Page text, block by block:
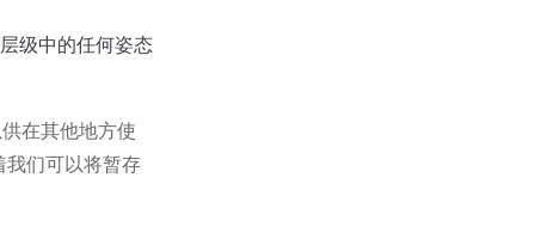
级中的任何姿态
在其他地方使
我们可以将暂存